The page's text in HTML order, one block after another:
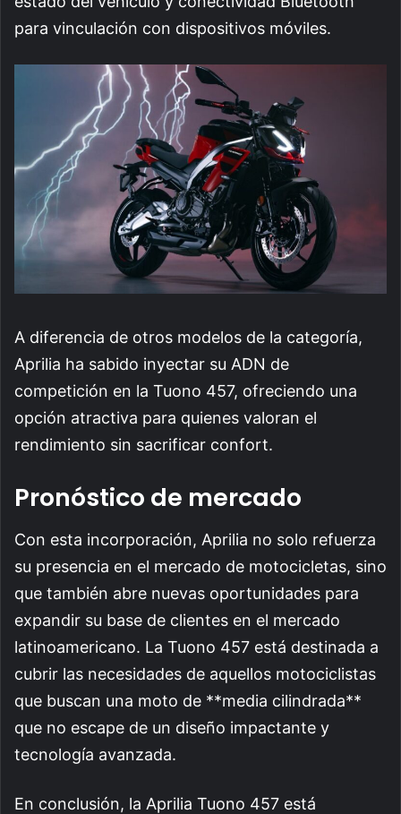
para vinculación con dispositivos móviles.
A diferencia de otros modelos de la categoría,
Aprilia ha sabido inyectar su ADN de
competición en la Tuono 457, ofreciendo una
opción atractiva para quienes valoran el
rendimiento sin sacrificar confort.
Pronóstico de mercado
Con esta incorporación, Aprilia no solo refuerza
su presencia en el mercado de motocicletas, sino
que también abre nuevas oportunidades para
expandir su base de clientes en el mercado
latinoamericano. La Tuono 457 está destinada a
cubrir las necesidades de aquellos motociclistas
que buscan una moto de **media cilindrada**
que no escape de un diseño impactante y
tecnología avanzada.
En conclusión, la Aprilia Tuono 457 está